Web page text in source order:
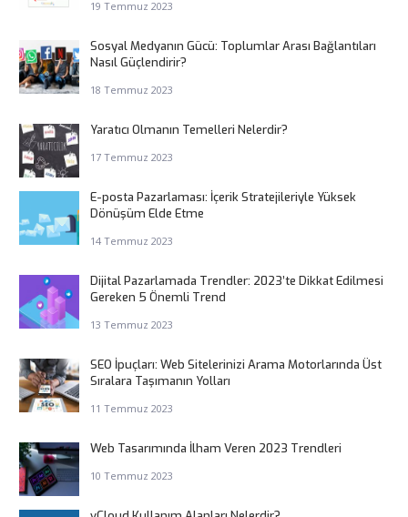
19 Temmuz 2023
Sosyal Medyanın Gücü: Toplumlar Arası Bağlantıları
Nasıl Güçlendirir?
18 Temmuz 2023
Yaratıcı Olmanın Temelleri Nelerdir?
17 Temmuz 2023
E-posta Pazarlaması: İçerik Stratejileriyle Yüksek
Dönüşüm Elde Etme
14 Temmuz 2023
Dijital Pazarlamada Trendler: 2023’te Dikkat Edilmesi
Gereken 5 Önemli Trend
13 Temmuz 2023
SEO İpuçları: Web Sitelerinizi Arama Motorlarında Üst
Sıralara Taşımanın Yolları
11 Temmuz 2023
Web Tasarımında İlham Veren 2023 Trendleri
10 Temmuz 2023